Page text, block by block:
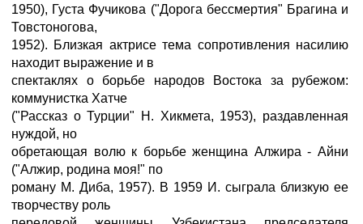
1950), Густа Фучикова ("Дорога бессмертия" Брагина и
Товстоногова,
1952). Близкая актрисе тема сопротивления насилию
находит выражение и в
спектаклях о борьбе народов Востока за рубежом:
коммунистка Хатче
("Рассказ о Турции" Н. Хикмета, 1953), раздавленная
нуждой, но
обретающая волю к борьбе женщина Алжира - Айни
("Алжир, родина моя!" по
роману М. Диба, 1957). В 1959 И. сыграла близкую ее
творчеству роль